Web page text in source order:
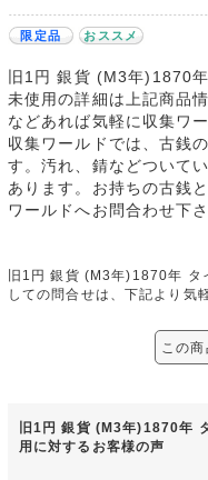
限定品 おススメ
旧1円 銀貨 (M3年)1870
未使用の詳細は上記商品
などあれば気軽に収集ワ
収集ワールドでは、古銭
す。汚れ、錆などついて
あります。お持ちの古銭
ワールドへお問合わせ下さ
旧1円 銀貨 (M3年)1870年
しての問合せは、下記より気
この
旧1円 銀貨 (M3年)1870年
用に対するお客様の声